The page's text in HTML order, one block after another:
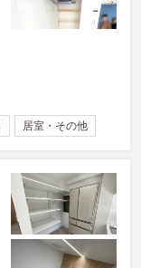
居室・その他